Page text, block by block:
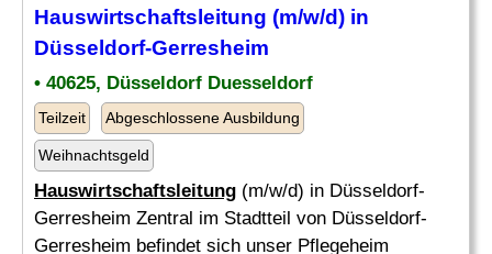
Hauswirtschaftsleitung (m/w/d) in
Düsseldorf-Gerresheim
• 40625, Düsseldorf Duesseldorf
Teilzeit Abgeschlossene Ausbildung
Weihnachtsgeld
Hauswirtschaftsleitung (m/w/d) in Düsseldorf-
Gerresheim Zentral im Stadtteil von Düsseldorf-
Gerresheim befindet sich unser Pflegeheim